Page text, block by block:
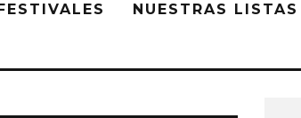
NUESTRAS LISTAS